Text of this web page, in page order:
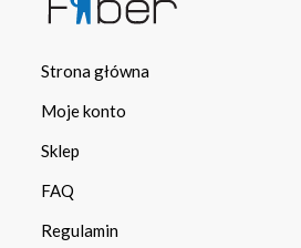
Strona główna
Moje konto
Sklep
FAQ
Regulamin